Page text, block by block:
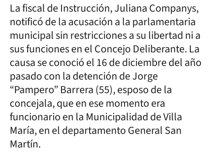
La fiscal de Instrucción, Juliana Companys,
notificó de la acusación a la parlamentaria
municipal sin restricciones a su libertad ni a
sus funciones en el Concejo Deliberante. La
causa se conoció el 16 de diciembre del año
pasado con la detención de Jorge
“Pampero” Barrera (55), esposo de la
concejala, que en ese momento era
funcionario en la Municipalidad de Villa
María, en el departamento General San
Martín.